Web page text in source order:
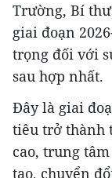
Trường, Bí
giai đoạn
trọng đối với
sau hợp nhất.
Đây là giai
tiêu trở thành
cao, trung
tạo, chuyển